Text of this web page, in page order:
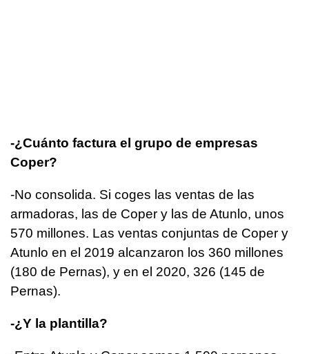
-¿Cuánto factura el grupo de empresas
Coper?
-No consolida. Si coges las ventas de las
armadoras, las de Coper y las de Atunlo, unos
570 millones. Las ventas conjuntas de Coper y
Atunlo en el 2019 alcanzaron los 360 millones
(180 de Pernas), y en el 2020, 326 (145 de
Pernas).
-¿Y la plantilla?